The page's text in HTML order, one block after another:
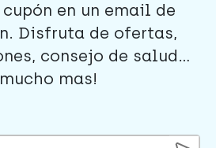
en un email de
Disfruta de ofertas,
consejo de salud...
mucho mas!